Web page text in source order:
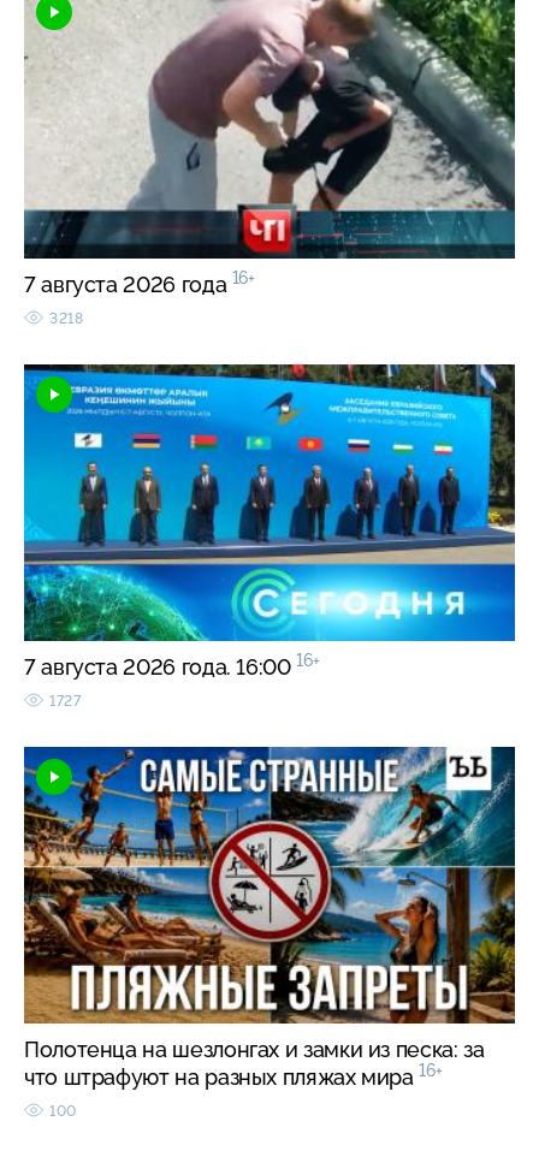
7 августа 2026 года 16+
3218
7 августа 2026 года. 16:00 16+
1727
Полотенца на шезлонгах и замки из песка: за
что штрафуют на разных пляжах мира 16+
100